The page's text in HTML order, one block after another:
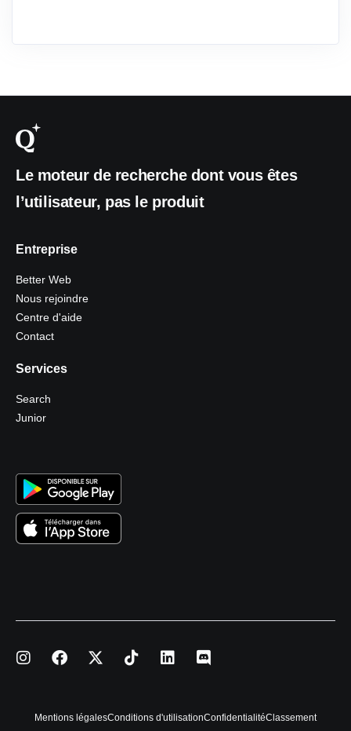
Le moteur de recherche dont vous êtes
l’utilisateur, pas le produit
Entreprise
Better Web
Nous rejoindre
Centre d'aide
Contact
Services
Search
Junior
Mentions légalesConditions d'utilisationConfidentialitéClassement